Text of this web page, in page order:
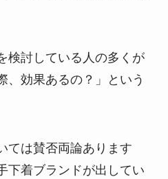
検討している人の多くが
、効果あるの？」という
ては賛否両論あります
下着ブランドが出してい